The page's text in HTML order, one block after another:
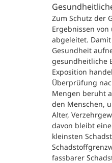
Zum Schutz der
Ergebnissen
abgeleitet.
Gesundheit
gesundheitliche
Exposition
Überprüfung
Mengen beruht
den Menschen,
Alter,
davon bleibt
kleinsten
fassbarer